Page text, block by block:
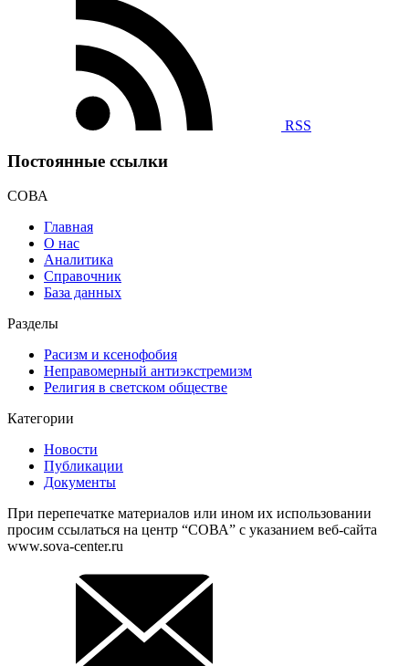
RSS
Постоянные ссылки
СОВА
Главная
О нас
Аналитика
Справочник
База данных
Разделы
Расизм и ксенофобия
Неправомерный антиэкстремизм
Религия в светском обществе
Категории
Новости
Публикации
Документы
При перепечатке материалов или ином их использовании
просим ссылаться на центр “СОВА” с указанием веб-сайта
www.sova-center.ru